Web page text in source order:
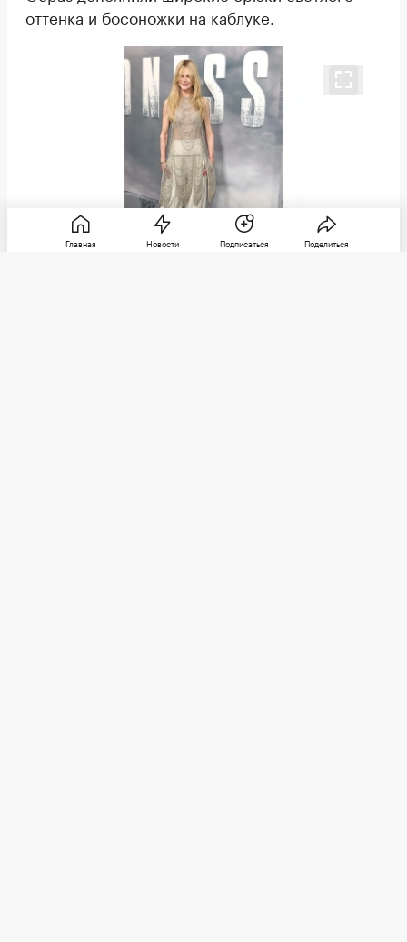
оттенка и босоножки на каблуке.
Главная Новости Подписаться Поделиться